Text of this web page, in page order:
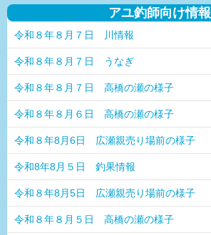
アユ釣師向け情報
令和８年８月７日 川情報
令和８年８月７日 うなぎ
令和８年８月７日 高橋の瀬の様子
令和８年８月６日 高橋の瀬の様子
令和８年8月6日 広瀬親売り場前の様子
令和8年8月５日 釣果情報
令和８年8月5日 広瀬親売り場前の様子
令和８年８月５日 高橋の瀬の様子